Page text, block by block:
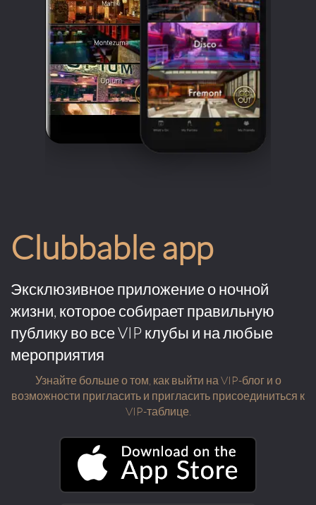
Clubbable app
Эксклюзивное приложение о ночной
жизни, которое собирает правильную
публику во все VIP клубы и на любые
мероприятия
Узнайте больше о том, как выйти на VIP-блог и о
возможности пригласить и пригласить присоединиться к
VIP-таблице.